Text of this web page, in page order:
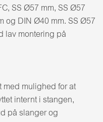
SS Ø57 mm, SS Ø57
og DIN Ø40 mm. SS Ø57
lav montering på
med mulighed for at
internt i stangen,
på slanger og